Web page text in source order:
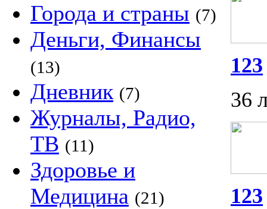
Города и страны (7)
Деньги, Финансы
(13)
Дневник (7)
Журналы, Радио,
ТВ (11)
Здоровье и
Медицина (21)
123
36
123